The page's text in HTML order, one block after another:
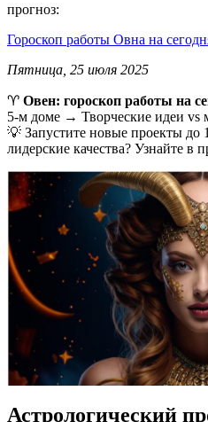
прогноз:
Гороскоп работы Овна на
Пятница, 25 июля 2025
♈️ Овен: гороскоп работы на
5-м доме → Творческие идеи vs
💡 Запустите новые проекты до
лидерские качества? Узнайте в
Астрологический